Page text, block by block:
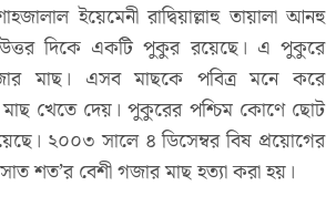
ইয়েমেনী রাদ্বিয়াল্লাহু তায়ালা আনহু
দিকে একটি পুকুর রয়েছে। এ পুকুরে
মাছ। এসব মাছকে পবিত্র মনে করে
মাছ খেতে দেয়। পুকুরের পশ্চিম কোণে ছোট
২০০৩ সালে ৪ ডিসেম্বর বিষ প্রয়োগের
শত’র বেশী গজার মাছ হত্যা করা হয়।